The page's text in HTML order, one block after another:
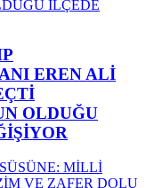
EREN ALİ
OLDUĞU